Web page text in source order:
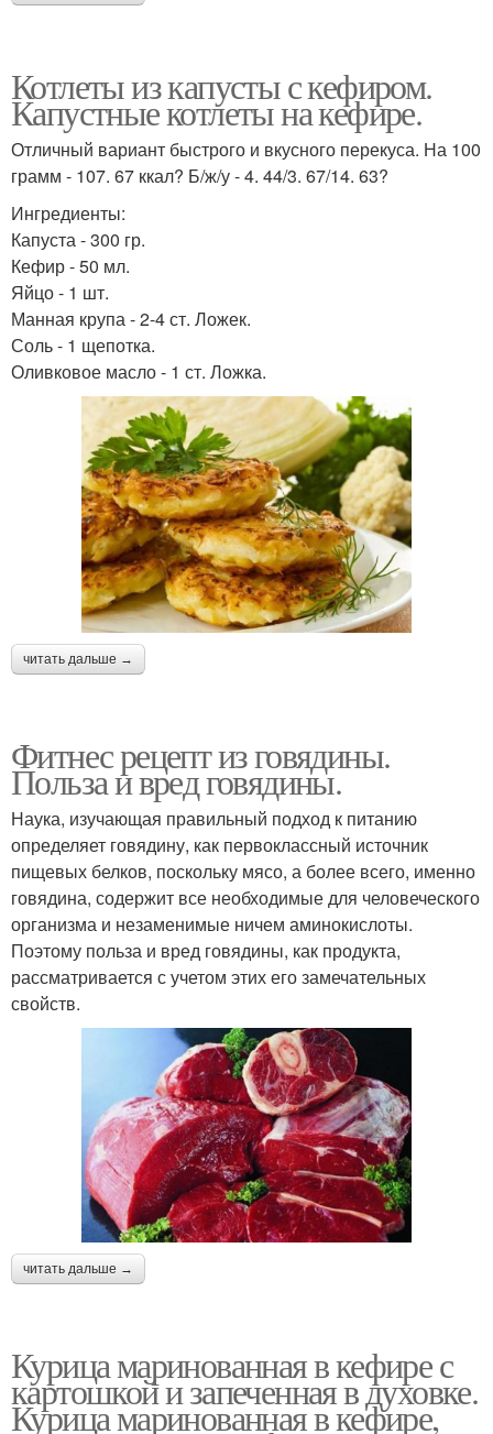
Котлеты из капусты с кефиром.
Капустные котлеты на кефире.
Отличный вариант быстрого и вкусного перекуса. На 100
грамм - 107. 67 ккал? Б/ж/у - 4. 44/3. 67/14. 63?
Ингредиенты:
Капуста - 300 гр.
Кефир - 50 мл.
Яйцо - 1 шт.
Манная крупа - 2-4 ст. Ложек.
Соль - 1 щепотка.
Оливковое масло - 1 ст. Ложка.
читать дальше →
Фитнес рецепт из говядины.
Польза и вред говядины.
Наука, изучающая правильный подход к питанию
определяет говядину, как первоклассный источник
пищевых белков, поскольку мясо, а более всего, именно
говядина, содержит все необходимые для человеческого
организма и незаменимые ничем аминокислоты.
Поэтому польза и вред говядины, как продукта,
рассматривается с учетом этих его замечательных
свойств.
читать дальше →
Курица маринованная в кефире с
картошкой и запеченная в духовке.
Курица маринованная в кефире,